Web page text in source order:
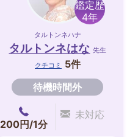
鑑定歴
4年
タルトンネハナ
タルトンネはな 先生
クチコミ
5件
待機時間外
200円/1分
未対応